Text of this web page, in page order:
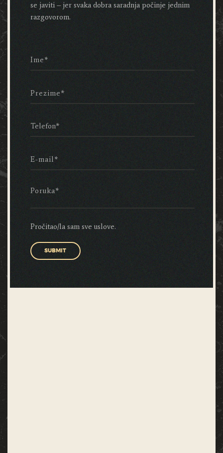
se javiti – jer svaka dobra saradnja počinje jednim
razgovorom.
Pročitao/la sam sve uslove.